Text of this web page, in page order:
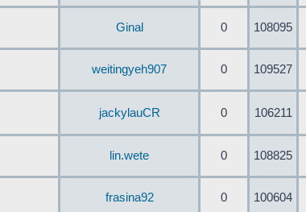
Ginal 0 108095
weitingyeh907 0 109527
jackylauCR 0 106211
lin.wete 0 108825
frasina92 0 100604